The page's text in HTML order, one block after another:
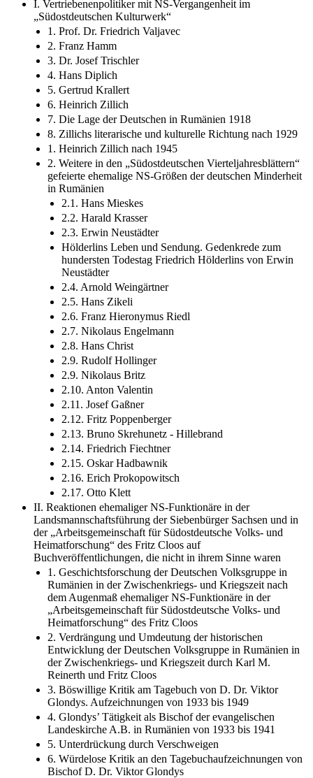
I. Vertriebenenpolitiker mit NS-Vergangenheit im
„Südostdeutschen Kulturwerk“
1. Prof. Dr. Friedrich Valjavec
2. Franz Hamm
3. Dr. Josef Trischler
4. Hans Diplich
5. Gertrud Krallert
6. Heinrich Zillich
7. Die Lage der Deutschen in Rumänien 1918
8. Zillichs literarische und kulturelle Richtung nach 1929
1. Heinrich Zillich nach 1945
2. Weitere in den „Südostdeutschen Vierteljahresblättern“
gefeierte ehemalige NS-Größen der deutschen Minderheit
in Rumänien
2.1. Hans Mieskes
2.2. Harald Krasser
2.3. Erwin Neustädter
Hölderlins Leben und Sendung. Gedenkrede zum
hundersten Todestag Friedrich Hölderlins von Erwin
Neustädter
2.4. Arnold Weingärtner
2.5. Hans Zikeli
2.6. Franz Hieronymus Riedl
2.7. Nikolaus Engelmann
2.8. Hans Christ
2.9. Rudolf Hollinger
2.9. Nikolaus Britz
2.10. Anton Valentin
2.11. Josef Gaßner
2.12. Fritz Poppenberger
2.13. Bruno Skrehunetz - Hillebrand
2.14. Friedrich Fiechtner
2.15. Oskar Hadbawnik
2.16. Erich Prokopowitsch
2.17. Otto Klett
II. Reaktionen ehemaliger NS-Funktionäre in der
Landsmannschaftsführung der Siebenbürger Sachsen und in
der „Arbeitsgemeinschaft für Südostdeutsche Volks- und
Heimatforschung“ des Fritz Cloos auf
Buchveröffentlichungen, die nicht in ihrem Sinne waren
1. Geschichtsforschung der Deutschen Volksgruppe in
Rumänien in der Zwischenkriegs- und Kriegszeit nach
dem Augenmaß ehemaliger NS-Funktionäre in der
„Arbeitsgemeinschaft für Südostdeutsche Volks- und
Heimatforschung“ des Fritz Cloos
2. Verdrängung und Umdeutung der historischen
Entwicklung der Deutschen Volksgruppe in Rumänien in
der Zwischenkriegs- und Kriegszeit durch Karl M.
Reinerth und Fritz Cloos
3. Böswillige Kritik am Tagebuch von D. Dr. Viktor
Glondys. Aufzeichnungen von 1933 bis 1949
4. Glondys’ Tätigkeit als Bischof der evangelischen
Landeskirche A.B. in Rumänien von 1933 bis 1941
5. Unterdrückung durch Verschweigen
6. Würdelose Kritik an den Tagebuchaufzeichnungen von
Bischof D. Dr. Viktor Glondys